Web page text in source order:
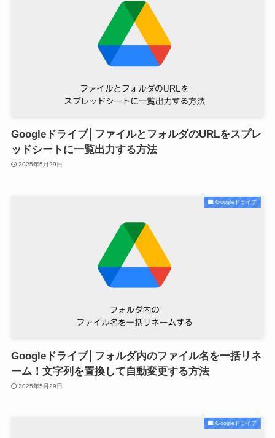
Googleドライブ│ファイルとフォルダのURLをスプレ
ッドシートに一覧出力する方法
2025年5月29日
Googleドライブ
Googleドライブ│フォルダ内のファイル名を一括リネ
ーム！文字列を置換して自動変更する方法
2025年5月29日
Googleドライブ